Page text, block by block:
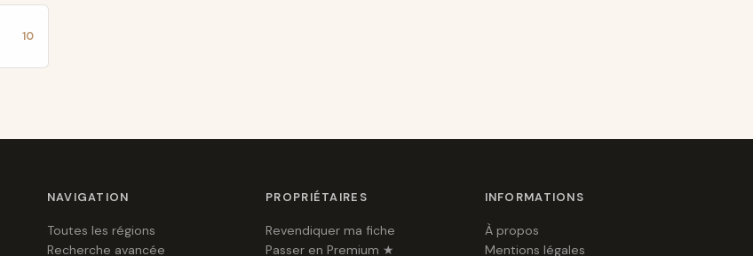
10
NAVIGATION
Toutes les régions
Recherche avancée
PROPRIÉTAIRES
Revendiquer ma fiche
Passer en Premium ★
INFORMATIONS
À propos
Mentions légales